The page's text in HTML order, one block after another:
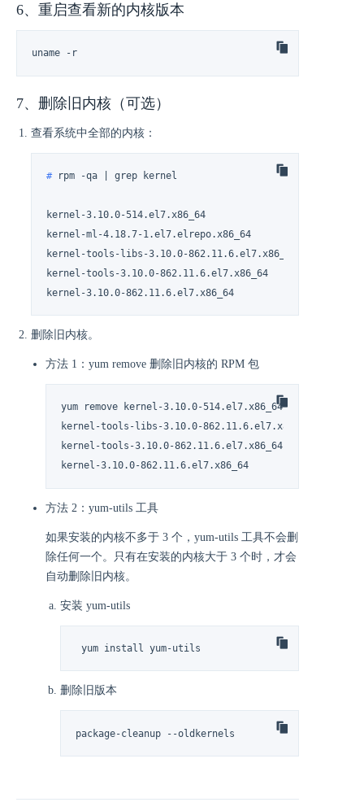
6、重启查看新的内核版本
uname -r
7、删除旧内核（可选）
查看系统中全部的内核：
# rpm -qa | grep kernel
kernel-3.10.0-514.el7.x86_64
kernel-ml-4.18.7-1.el7.elrepo.x86_64
kernel-tools-libs-3.10.0-862.11.6.el7.x86_64
kernel-tools-3.10.0-862.11.6.el7.x86_64
kernel-3.10.0-862.11.6.el7.x86_64
删除旧内核。
方法 1：yum remove 删除旧内核的 RPM 包
yum remove kernel-3.10.0-514.el7.x86_64 \
kernel-tools-libs-3.10.0-862.11.6.el7.x86_64 \
kernel-tools-3.10.0-862.11.6.el7.x86_64 \
kernel-3.10.0-862.11.6.el7.x86_64
方法 2：yum-utils 工具
如果安装的内核不多于 3 个，yum-utils 工具不会删
除任何一个。只有在安装的内核大于 3 个时，才会
自动删除旧内核。
安装 yum-utils
yum install yum-utils
删除旧版本
package-cleanup --oldkernels